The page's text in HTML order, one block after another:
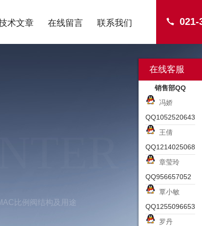
021-
术文章 在线留言 联系我们
比例阀结构及用途
在线客服
销售部QQ
冯娇
QQ1052520643
王倩
QQ1214025068
章莹玲
QQ956657052
覃小敏
QQ1255096653
罗丹